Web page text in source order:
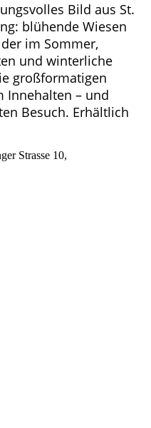
Bild aus St.
blühende Wiesen
im Sommer,
und winterliche
großformatigen
Innehalten – und
Besuch. Erhältlich
Strasse 10,